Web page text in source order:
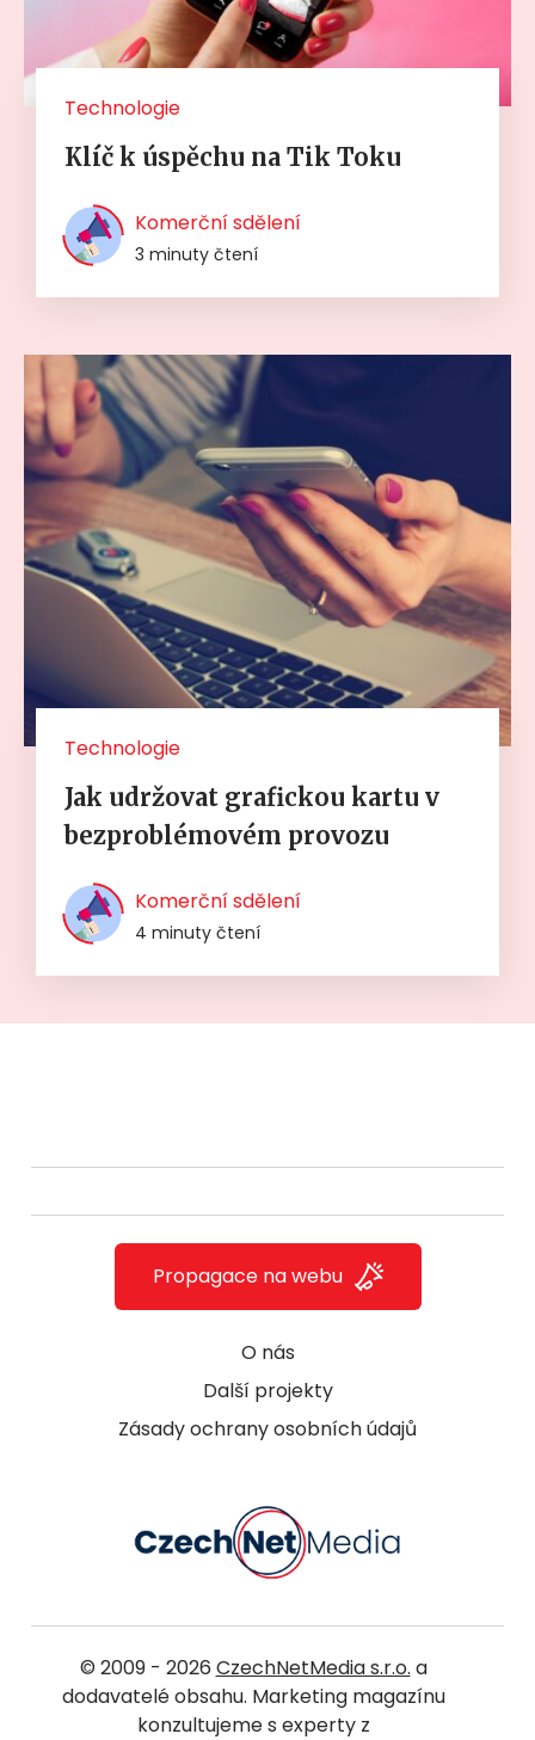
Technologie
Klíč k úspěchu na Tik Toku
Komerční sdělení
3 minuty čtení
Technologie
Jak udržovat grafickou kartu v
bezproblémovém provozu
Komerční sdělení
4 minuty čtení
O nás
Další projekty
Zásady ochrany osobních údajů
Propagace na webu
© 2009 - 2026 CzechNetMedia s.r.o. a
dodavatelé obsahu. Marketing magazínu
konzultujeme s experty z